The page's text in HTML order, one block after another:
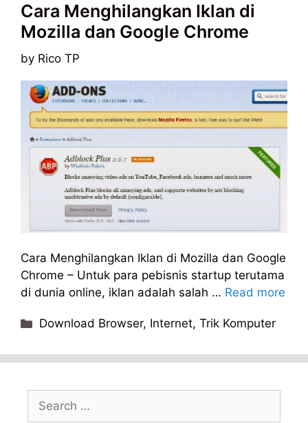
Cara Menghilangkan Iklan di
Mozilla dan Google Chrome
by Rico TP
Cara Menghilangkan Iklan di Mozilla dan Google
Chrome – Untuk para pebisnis startup terutama
di dunia online, iklan adalah salah … Read more
Categories
Download Browser, Internet,Trik Komputer
Search
for: